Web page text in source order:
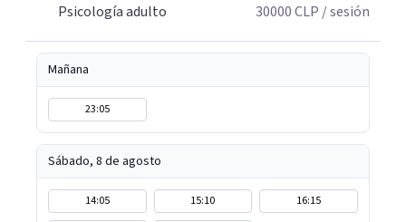
persona, promoviendo un cambio duradero, significativo
y orientado a los recursos.
Psicología adulto
30000CLP / sesión
Mañana
23:05
Sábado, 8 de agosto
14:05 15:10
16:15